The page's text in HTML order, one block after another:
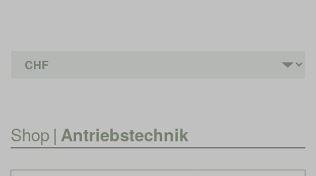
Shop | Antriebstechnik